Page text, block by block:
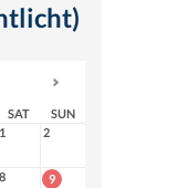
SAT
SUN
1
2
8 9